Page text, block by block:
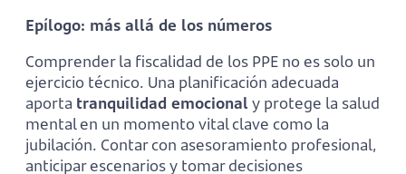
Epílogo: más allá de los números
Comprender la fiscalidad de los PPE no es solo un
ejercicio técnico. Una planificación adecuada
aporta tranquilidad emocionaly protege la salud
mental en un momento vital clave como la
jubilación. Contar con asesoramiento profesional,
anticipar escenarios y tomar decisiones